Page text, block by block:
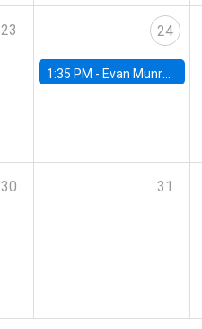
23 24
1:35 PM - Evan Munro, Neyman Visiting Assistant Professor in the Department of Statistics at UC Berkeley
30 31